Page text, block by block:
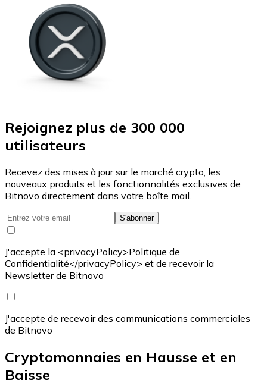
Rejoignez plus de 300 000
utilisateurs
Recevez des mises à jour sur le marché crypto, les
nouveaux produits et les fonctionnalités exclusives de
Bitnovo directement dans votre boîte mail.
S'abonner
J'accepte la <privacyPolicy>Politique de
Confidentialité</privacyPolicy> et de recevoir la
Newsletter de Bitnovo
J'accepte de recevoir des communications commerciales
de Bitnovo
Cryptomonnaies en Hausse et en
Baisse